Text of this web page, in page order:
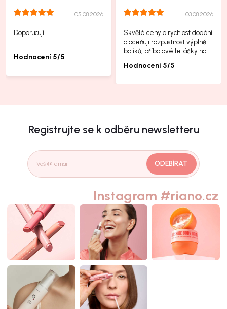
05.08.2026
Doporucuji
Hodnocení 5/5
03.08.2026
Skvělé ceny a rychlost dodání
a oceňuji rozpustnost výplně
balíků, příbalové letáčky na
Hodnocení 5/5
Registrujte se k odběru newsletteru
ODEBÍRAT
Instagram #riano.cz